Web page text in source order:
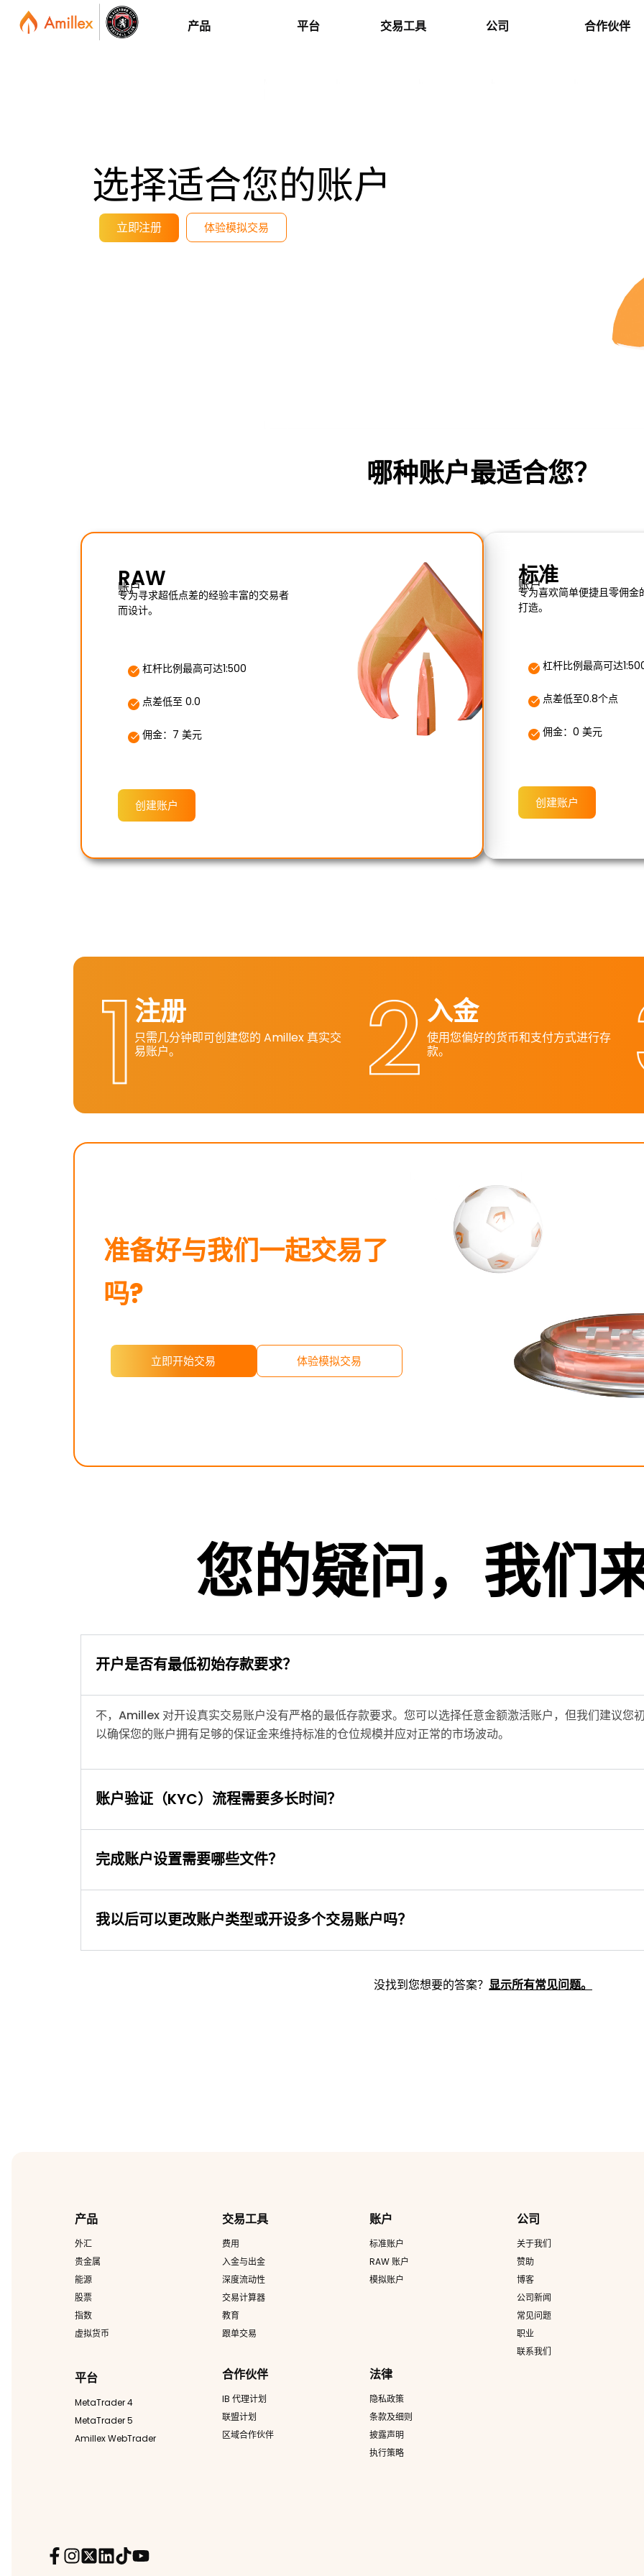
产品 平台 交易工具 公司 合作伙伴
选择适合您的账户
立即注册 体验模拟交易
哪种账户最适合您？
RAW
账户
专为寻求超低点差的经验丰富的交易者
而设计。
杠杆比例最高可达1:500
点差低至 0.0
佣金：7 美元
创建账户
标准
账户
专为喜欢简单便捷且零佣金
打造。
杠杆比例最高可达
点差低至0.8个点
佣金：0 美元
创建账户
注册
只需几分钟即可创建您的 Amillex 真实交
易账户。
入金
使用您偏好的货币和支付方式进行存
款。
准备好与我们一起交易了
吗?
立即开始交易 体验模拟交易
您的疑问，我们
开户是否有最低初始存款要求？
不，Amillex 对开设真实交易账户没有严格的最低存款要求。您可以选择任意金额激活账户，但我们建议您
以确保您的账户拥有足够的保证金来维持标准的仓位规模并应对正常的市场波动。
账户验证（KYC）流程需要多长时间？
完成账户设置需要哪些文件？
我以后可以更改账户类型或开设多个交易账户吗？
没找到您想要的答案？ 显示所有常见问题。
产品
外汇
贵金属
能源
股票
指数
虚拟货币
交易工具
费用
入金与出金
深度流动性
交易计算器
教育
跟单交易
账户
标准账户
RAW 账户
模拟账户
公司
关于我们
赞助
博客
公司新闻
常见问题
职业
联系我们
平台
MetaTrader 4
MetaTrader 5
Amillex WebTrader
合作伙伴
IB 代理计划
联盟计划
区域合作伙伴
法律
隐私政策
条款及细则
披露声明
执行策略